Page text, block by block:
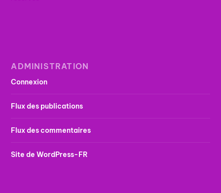
ADMINISTRATION
Connexion
Flux des publications
Flux des commentaires
Site de WordPress-FR